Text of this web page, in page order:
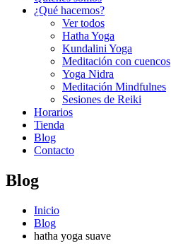
¿Qué hacemos?
Ver todos
Hatha Yoga
Kundalini Yoga
Meditación con cuencos
Yoga Nidra
Meditación Mindfulnes
Sesiones de Reiki
Horarios
Tienda
Blog
Contacto
Blog
Inicio
Blog
hatha yoga suave